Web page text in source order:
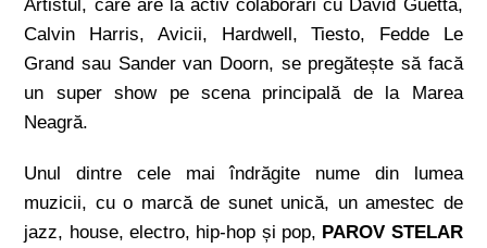
Artistul, care are la activ colaborări cu David Guetta,
Calvin Harris, Avicii, Hardwell, Tiesto, Fedde Le
Grand sau Sander van Doorn, se pregătește să facă
un super show pe scena principală de la Marea
Neagră.
Unul dintre cele mai îndrăgite nume din lumea
muzicii, cu o marcă de sunet unică, un amestec de
jazz, house, electro, hip-hop și pop, PAROV STELAR